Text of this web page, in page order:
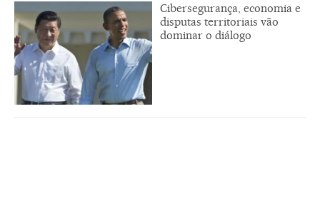
Cibersegurança, economia e
disputas territoriais vão
dominar o diálogo